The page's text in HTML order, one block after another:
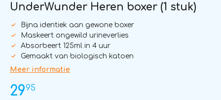
UnderWunder Heren boxer (1 stuk)
Bijna identiek aan gewone boxer
Maskeert ongewild urineverlies
Absorbeert 125ml in 4 uur
Gemaakt van biologisch katoen
Meer informatie
2995